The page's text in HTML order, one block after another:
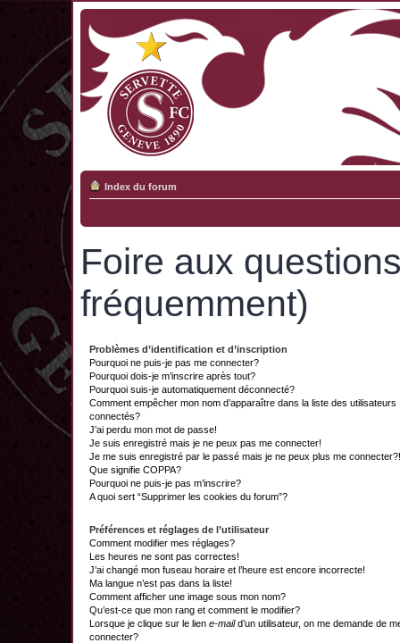
Index du forum
Foire aux
fréquemment)
Problèmes d’identification et d’inscription
Pourquoi ne puis-je pas me connecter?
Pourquoi dois-je m’inscrire après tout?
Pourquoi suis-je automatiquement déconnecté?
Comment empêcher mon nom d’apparaître dans la liste des utilisateurs
connectés?
J’ai perdu mon mot de passe!
Je suis enregistré mais je ne peux pas me connecter!
Je me suis enregistré par le passé mais je ne peux plus me connecter?!
Que signifie COPPA?
Pourquoi ne puis-je pas m’inscrire?
A quoi sert “Supprimer les cookies du forum”?
Préférences et réglages de l’utilisateur
Comment modifier mes réglages?
Les heures ne sont pas correctes!
J’ai changé mon fuseau horaire et l’heure est encore incorrecte!
Ma langue n’est pas dans la liste!
Comment afficher une image sous mon nom?
Qu’est-ce que mon rang et comment le modifier?
Lorsque je clique sur le lien e-maild’un utilisateur, on me demande de
connecter?